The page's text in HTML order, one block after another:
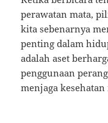
perawatan mata,
kita sebenarnya
penting dalam
adalah aset
penggunaan
menjaga